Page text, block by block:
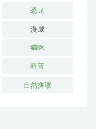
恐龙
漫威
猫咪
科普
自然拼读